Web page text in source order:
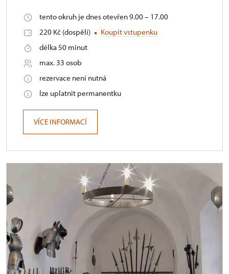
tento okruh je dnes otevřen 9.00 – 17.00
220 Kč (dospělí)
Koupit vstupenku
délka 50 minut
max. 33 osob
rezervace není nutná
lze uplatnit permanentku
VÍCE INFORMACÍ